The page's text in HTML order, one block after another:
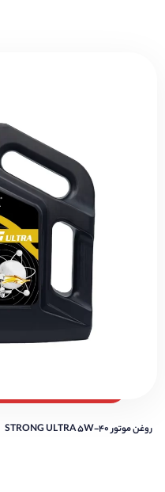
روغن موتور STRONG ULTRA 5W-40